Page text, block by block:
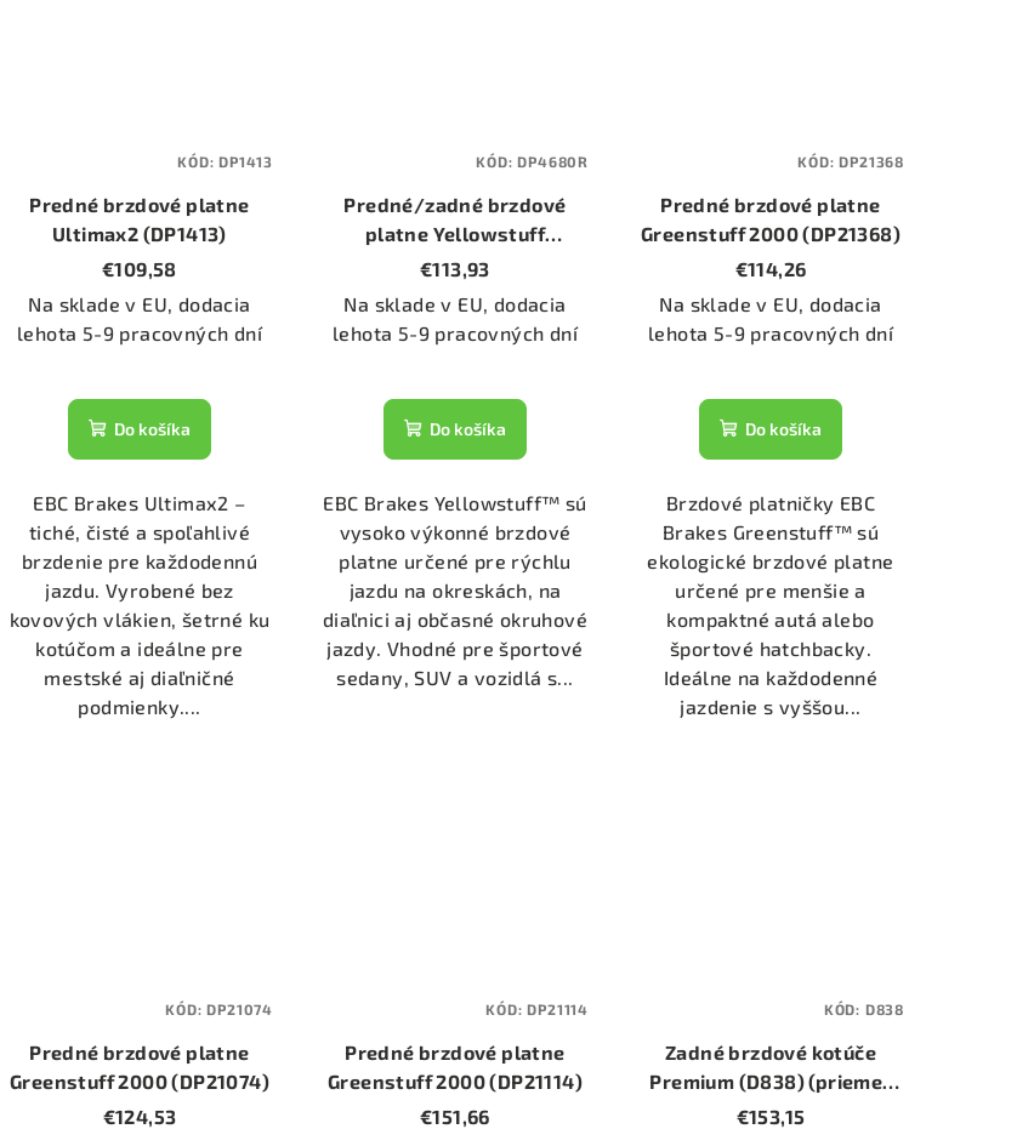
Predné brzdové platne
Ultimax2 (DP1413)
€109,58
Na sklade v EU, dodacia
lehota 5-9 pracovných dní
Do košíka
EBC Brakes Ultimax2 –
tiché, čisté a spoľahlivé
brzdenie pre každodennú
jazdu. Vyrobené bez
kovových vlákien, šetrné ku
kotúčom a ideálne pre
mestské aj diaľničné
podmienky....
KÓD:DP1413
Predné/zadné brzdové
platne Yellowstuff
(DP4680R)
€113,93
Na sklade v EU, dodacia
lehota 5-9 pracovných dní
Do košíka
EBC Brakes Yellowstuff™ sú
vysoko výkonné brzdové
platne určené pre rýchlu
jazdu na okreskách, na
diaľnici aj občasné okruhové
jazdy. Vhodné pre športové
sedany, SUV a vozidlá s...
KÓD:DP4680R
Predné brzdové platne
Greenstuff 2000 (DP21368)
€114,26
Na sklade v EU, dodacia
lehota 5-9 pracovných dní
Do košíka
Brzdové platničky EBC
Brakes Greenstuff™ sú
ekologické brzdové platne
určené pre menšie a
kompaktné autá alebo
športové hatchbacky.
Ideálne na každodenné
jazdenie s vyššou...
KÓD:DP21368
Predné brzdové platne
Greenstuff 2000 (DP21074)
€124,53
KÓD:DP21074
Predné brzdové platne
Greenstuff 2000 (DP21114)
€151,66
KÓD:DP21114
Zadné brzdové kotúče
Premium (D838) (priemer
268mm)
€153,15
KÓD: D838